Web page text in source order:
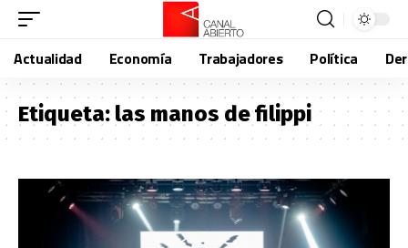
Actualidad Economía Trabajadores Política
Etiqueta:las manos de filippi